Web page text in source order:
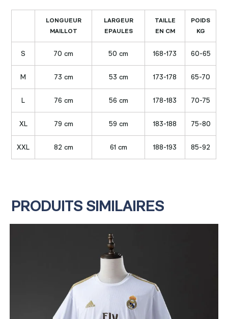
LONGUEUR
MAILLOT
LARGEUR
EPAULES
TAILLE
EN CM
POIDS
KG
S 70 cm 50 cm 168-173 60-65
M 73 cm 53 cm 173-178 65-70
L 76 cm 56 cm 178-183 70-75
XL 79 cm 59 cm 183-188 75-80
XXL 82 cm 61 cm 188-193 85-92
PRODUITS SIMILAIRES